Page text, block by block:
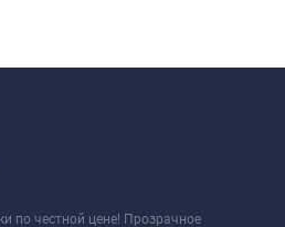
по честной цене! Прозрачное